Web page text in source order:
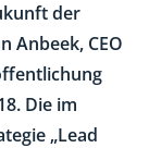
der
Anbeek, CEO
Die im
„Lead